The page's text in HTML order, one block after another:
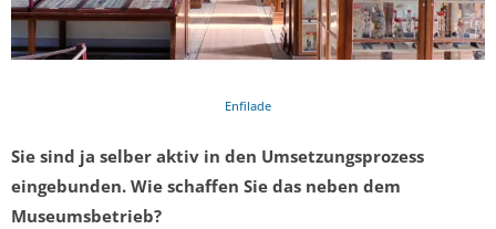
Enfilade
Sie sind ja selber aktiv in den Umsetzungsprozess
eingebunden. Wie schaffen Sie das neben dem
Museumsbetrieb?